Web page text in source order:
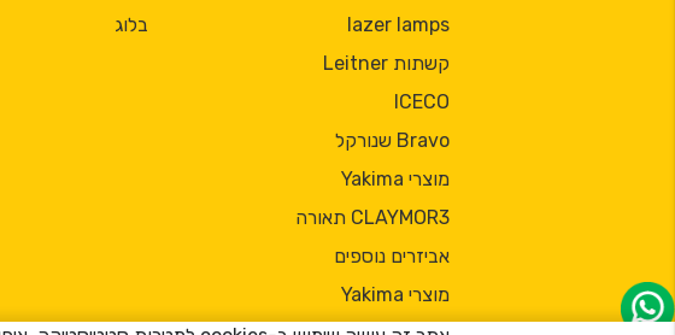
lazer lamps
קשתות Leitner
ICECO
Bravo שנורקל
מוצרי Yakima
CLAYMOR3 תאורה
אביזרים נוספים
מוצרי Yakima
בלוג